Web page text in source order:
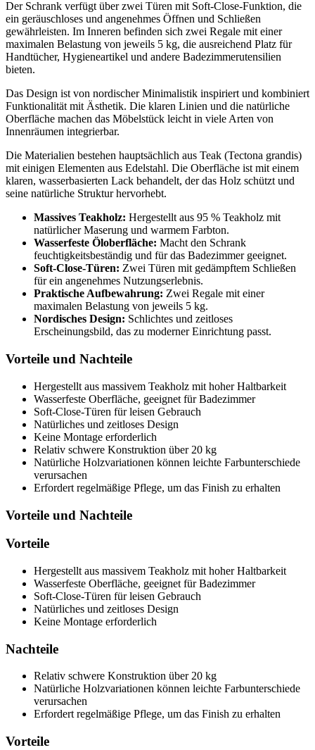
Der Schrank verfügt über zwei Türen mit Soft-Close-Funktion, die
ein geräuschloses und angenehmes Öffnen und Schließen
gewährleisten. Im Inneren befinden sich zwei Regale mit einer
maximalen Belastung von jeweils 5 kg, die ausreichend Platz für
Handtücher, Hygieneartikel und andere Badezimmerutensilien
bieten.
Das Design ist von nordischer Minimalistik inspiriert und kombiniert
Funktionalität mit Ästhetik. Die klaren Linien und die natürliche
Oberfläche machen das Möbelstück leicht in viele Arten von
Innenräumen integrierbar.
Die Materialien bestehen hauptsächlich aus Teak (Tectona grandis)
mit einigen Elementen aus Edelstahl. Die Oberfläche ist mit einem
klaren, wasserbasierten Lack behandelt, der das Holz schützt und
seine natürliche Struktur hervorhebt.
Massives Teakholz: Hergestellt aus 95 % Teakholz mit
natürlicher Maserung und warmem Farbton.
Wasserfeste Öloberfläche: Macht den Schrank
feuchtigkeitsbeständig und für das Badezimmer geeignet.
Soft-Close-Türen: Zwei Türen mit gedämpftem Schließen
für ein angenehmes Nutzungserlebnis.
Praktische Aufbewahrung: Zwei Regale mit einer
maximalen Belastung von jeweils 5 kg.
Nordisches Design: Schlichtes und zeitloses
Erscheinungsbild, das zu moderner Einrichtung passt.
Vorteile und Nachteile
Hergestellt aus massivem Teakholz mit hoher Haltbarkeit
Wasserfeste Oberfläche, geeignet für Badezimmer
Soft-Close-Türen für leisen Gebrauch
Natürliches und zeitloses Design
Keine Montage erforderlich
Relativ schwere Konstruktion über 20 kg
Natürliche Holzvariationen können leichte Farbunterschiede
verursachen
Erfordert regelmäßige Pflege, um das Finish zu erhalten
Vorteile und Nachteile
Vorteile
Hergestellt aus massivem Teakholz mit hoher Haltbarkeit
Wasserfeste Oberfläche, geeignet für Badezimmer
Soft-Close-Türen für leisen Gebrauch
Natürliches und zeitloses Design
Keine Montage erforderlich
Nachteile
Relativ schwere Konstruktion über 20 kg
Natürliche Holzvariationen können leichte Farbunterschiede
verursachen
Erfordert regelmäßige Pflege, um das Finish zu erhalten
Vorteile